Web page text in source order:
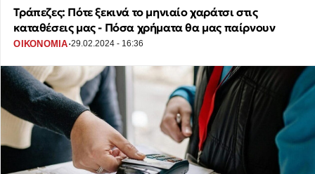
Τράπεζες: Πότε ξεκινά το μηνιαίο χαράτσι στις
καταθέσεις μας - Πόσα χρήματα θα μας παίρνουν
ΟΙΚΟΝΟΜΙΑ·29.02.2024 - 16:36